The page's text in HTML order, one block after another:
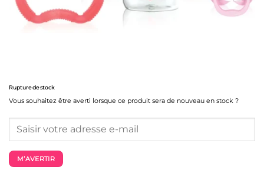
Rupture de stock
Vous souhaitez être averti lorsque ce produit sera de nouveau en stock ?
M’AVERTIR